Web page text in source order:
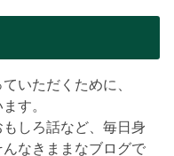
いただくために、
す。
しろ話など、毎日身
なきままなブログで